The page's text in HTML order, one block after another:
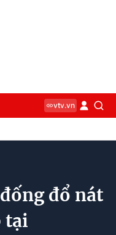
vtv.vn
đổ nát
tại